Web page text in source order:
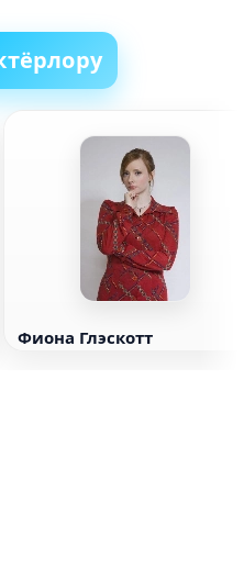
Фиона Глэскотт